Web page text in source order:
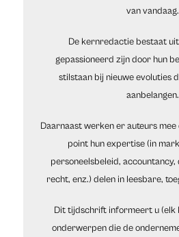
van vandaag.
De kernredactie bestaat
gepassioneerd zijn door hun
stilstaan bij nieuwe evoluties
aanbelangen.
Daarnaast werken er auteurs
point hun expertise (in
personeelsbeleid, accountancy,
recht, enz.) delen in leesbare,
Dit tijdschrift informeert u (elk
onderwerpen die de